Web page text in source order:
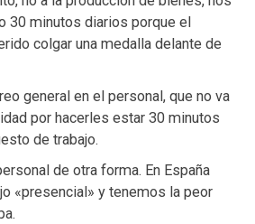
30 minutos diarios porque el
colgar una medalla delante de
general en el personal, que no va
por hacerles estar 30 minutos
de trabajo.
de otra forma. En España
«presencial» y tenemos la peor